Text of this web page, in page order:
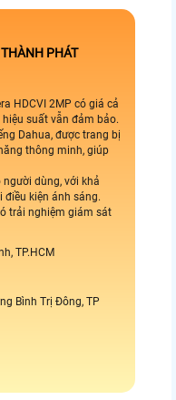
PHÁT
HDCVI 2MP có giá cả
suất vẫn đảm bảo.
Dahua, được trang bị
thông minh, giúp
dùng, với khả
kiện ánh sáng.
trải nghiệm giám sát
TP.HCM
Bình Trị Đông, TP